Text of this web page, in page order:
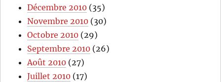
Décembre 2010 (35)
Novembre 2010 (30)
Octobre 2010 (29)
Septembre 2010 (26)
Août 2010 (27)
Juillet 2010 (17)